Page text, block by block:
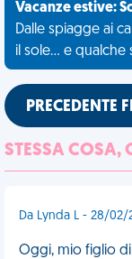
Vacanze estive:
Dalle spiagge ai
il sole... e qualche
PRECEDENTE
STESSA COSA,
Da Lynda L - 28/02/
Oggi, mio figlio di